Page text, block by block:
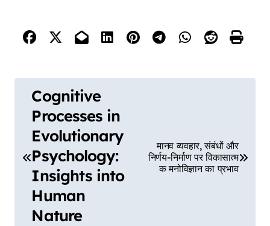
Cognitive
Processes in
Evolutionary
Psychology:
Insights into
Human
Nature
मानव व्यवहार, संबंधों और
निर्णय-निर्माण पर विकासात्म
क मनोविज्ञान का प्रभाव